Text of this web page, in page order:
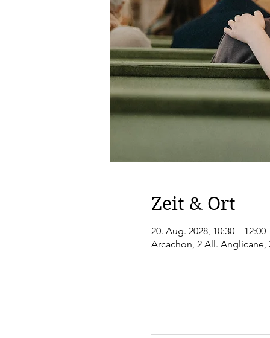
Zeit & Ort
20. Aug. 2028, 10:30 – 12:00
Arcachon, 2 All. Anglicane,